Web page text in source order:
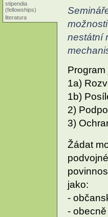
stipendia
(fellowships)
literatura
nestátní
1a)
1b)
2)
3)
Žádat
jako:
-
-